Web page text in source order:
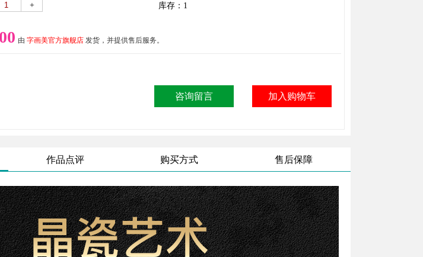
+ 库存： 1
由 字画美官方旗舰店 发货，并提供售后服务。
作品点评 购买方式 售后保障